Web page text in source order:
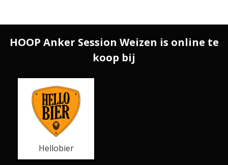
HOOP Anker Session Weizen is online te
koop bij
Hellobier